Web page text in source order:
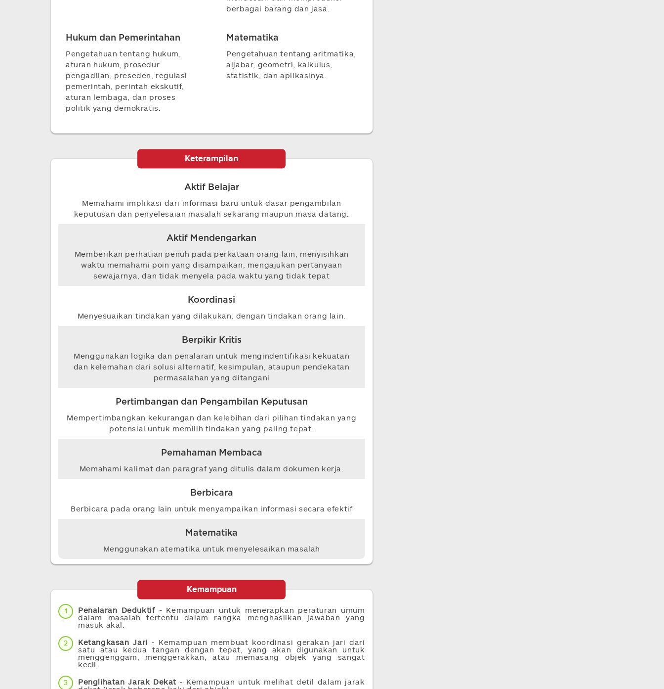
berbagai barang dan jasa.
Hukum dan Pemerintahan
Pengetahuan tentang hukum,
aturan hukum, prosedur
pengadilan, preseden, regulasi
pemerintah, perintah ekskutif,
aturan lembaga, dan proses
politik yang demokratis.
Matematika
Pengetahuan tentang aritmatika,
aljabar, geometri, kalkulus,
statistik, dan aplikasinya.
Keterampilan
Aktif Belajar
Memahami implikasi dari informasi baru untuk dasar pengambilan
keputusan dan penyelesaian masalah sekarang maupun masa datang.
Aktif Mendengarkan
Memberikan perhatian penuh pada perkataan orang lain, menyisihkan
waktu memahami poin yang disampaikan, mengajukan pertanyaan
sewajarnya, dan tidak menyela pada waktu yang tidak tepat
Koordinasi
Menyesuaikan tindakan yang dilakukan, dengan tindakan orang lain.
Berpikir Kritis
Menggunakan logika dan penalaran untuk mengindentifikasi kekuatan
dan kelemahan dari solusi alternatif, kesimpulan, ataupun pendekatan
permasalahan yang ditangani
Pertimbangan dan Pengambilan Keputusan
Mempertimbangkan kekurangan dan kelebihan dari pilihan tindakan yang
potensial untuk memilih tindakan yang paling tepat.
Pemahaman Membaca
Memahami kalimat dan paragraf yang ditulis dalam dokumen kerja.
Berbicara
Berbicara pada orang lain untuk menyampaikan informasi secara efektif
Matematika
Menggunakan atematika untuk menyelesaikan masalah
Kemampuan
1 Penalaran Deduktif- Kemampuan untuk menerapkan peraturan umum
dalam masalah tertentu dalam rangka menghasilkan jawaban yang
masuk akal.
2 Ketangkasan Jari - Kemampuan membuat koordinasi gerakan jari dari
satu atau kedua tangan dengan tepat, yang akan digunakan untuk
menggenggam, menggerakkan, atau memasang objek yang sangat
kecil.
3 Penglihatan Jarak Dekat - Kemampuan untuk melihat detil dalam jarak